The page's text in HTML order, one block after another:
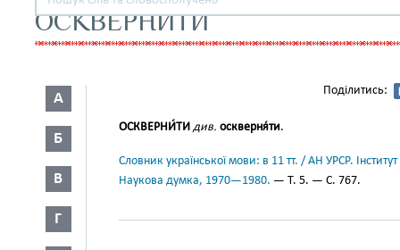
ОСКВЕРНИТИ
А
Б
В
Г
Поділитись:
ОСКВЕРНИ́ТИ див. оскверня́ти.
Словник української мови: в 11 тт. / АН УРСР.
Наукова думка, 1970—1980. — Т. 5. — С. 767.